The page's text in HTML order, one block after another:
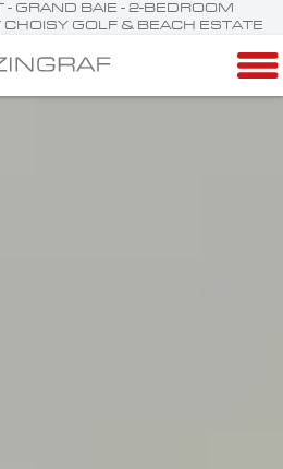
- GRAND BAIE - 2-BEDROOM
GOLF & BEACH ESTATE